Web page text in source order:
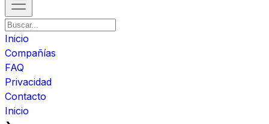
Inicio
Compañías
FAQ
Privacidad
Contacto
Inicio